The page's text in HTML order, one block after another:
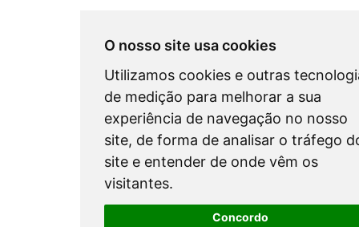
O nosso site usa cookies
Utilizamos cookies e outras
de medição para melhorar a sua
experiência de navegação no nosso
site, de forma de analisar o tráfego
site e entender de onde vêm os
visitantes.
Concordo